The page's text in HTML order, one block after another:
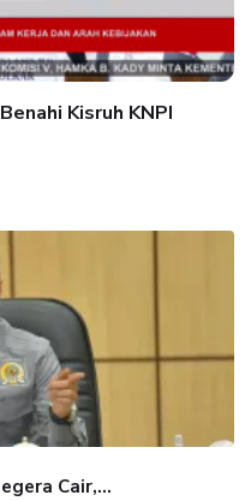
Kisruh KNPI
Cair,...